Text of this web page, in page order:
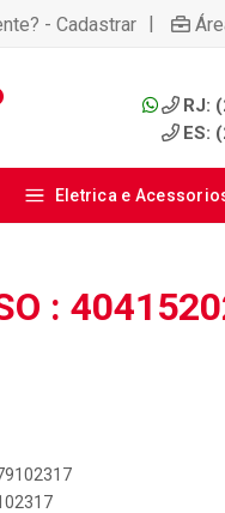
- Cadastrar |
RJ:
ES:
Eletrica e
: